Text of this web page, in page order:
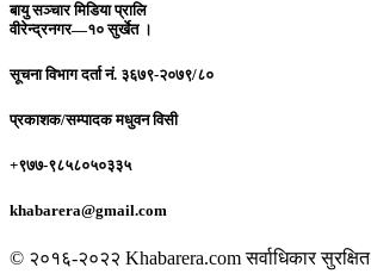
बायु सञ्चार मिडिया प्रालि
वीरेन्द्रनगर—१० सुर्खेत ।
सूचना विभाग दर्ता नं. ३६७९-२०७९/८०
प्रकाशक/सम्पादकमधुवन विसी
+९७७-९८५८०५०३३५
khabarera@gmail.com
© २०१६-२०२२ Khabarera.com सर्वाधिकार सुरक्षित